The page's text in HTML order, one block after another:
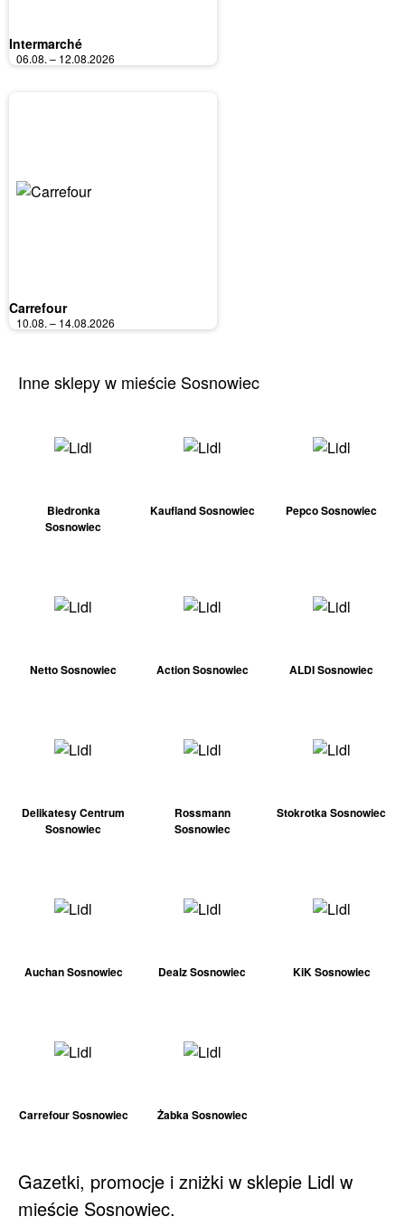
Intermarché
06.08. – 12.08.2026
Carrefour
10.08. – 14.08.2026
Inne sklepy w mieście Sosnowiec
Biedronka
Sosnowiec
Kaufland Sosnowiec Pepco Sosnowiec
Netto Sosnowiec Action Sosnowiec ALDI Sosnowiec
Delikatesy Centrum
Sosnowiec
Rossmann
Sosnowiec
Stokrotka Sosnowiec
Auchan Sosnowiec Dealz Sosnowiec KiK Sosnowiec
Carrefour Sosnowiec Żabka Sosnowiec
Gazetki, promocje i zniżki w sklepie Lidl w
mieście Sosnowiec.